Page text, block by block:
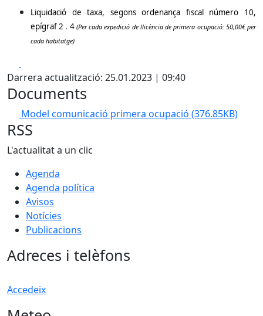
Liquidació de taxa, segons ordenança fiscal número 10,
epígraf 2 . 4 (Per cada expedició de llicència de primera ocupació: 50,00€ per
cada habitatge)
Darrera actualització: 25.01.2023 | 09:40
Documents
Model comunicació primera ocupació (376.85KB)
RSS
L'actualitat a un clic
Agenda
Agenda política
Avisos
Notícies
Publicacions
Adreces i telèfons
Accedeix